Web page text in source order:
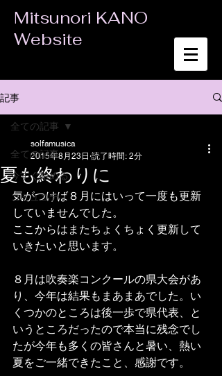
Mitsunori KANO
Website
記事
全ての記事
今すぐ始める
コミュニティ
全ての記事
夏も終わりに
solfamusica
2015年8月23日 読了時間: 2分
気がつけば８月にはいって一度も更新
していませんでした。
ここからはまたちょくちょく更新して
いきたいと思います。
８月は吹奏楽コンクールの県大会があ
り、今年は結果もまあまあでした。い
くつかのところは後一歩で県代表、と
いうところだったので本当に残念でし
たが今年も多くの皆さんと暑い、熱い
夏をご一緒できたこと、感謝です。